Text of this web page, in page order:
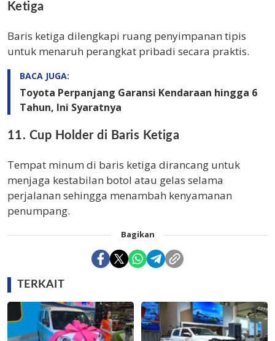
Ketiga
Baris ketiga dilengkapi ruang penyimpanan tipis
untuk menaruh perangkat pribadi secara praktis.
BACA JUGA:
Toyota Perpanjang Garansi Kendaraan hingga 6
Tahun, Ini Syaratnya
11. Cup Holder di Baris Ketiga
Tempat minum di baris ketiga dirancang untuk
menjaga kestabilan botol atau gelas selama
perjalanan sehingga menambah kenyamanan
penumpang.
Bagikan
TERKAIT